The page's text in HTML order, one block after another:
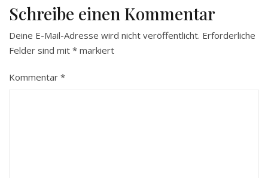
Schreibe einen Kommentar
Deine E-Mail-Adresse wird nicht veröffentlicht. Erforderliche
Felder sind mit * markiert
Kommentar *